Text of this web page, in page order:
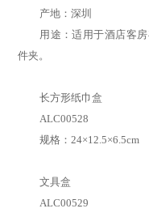
产地：深圳
用途：适用于酒店客
件夹。
长方形纸巾盒
ALC00528
规格：24×12.5×6.5cm
文具盒
ALC00529